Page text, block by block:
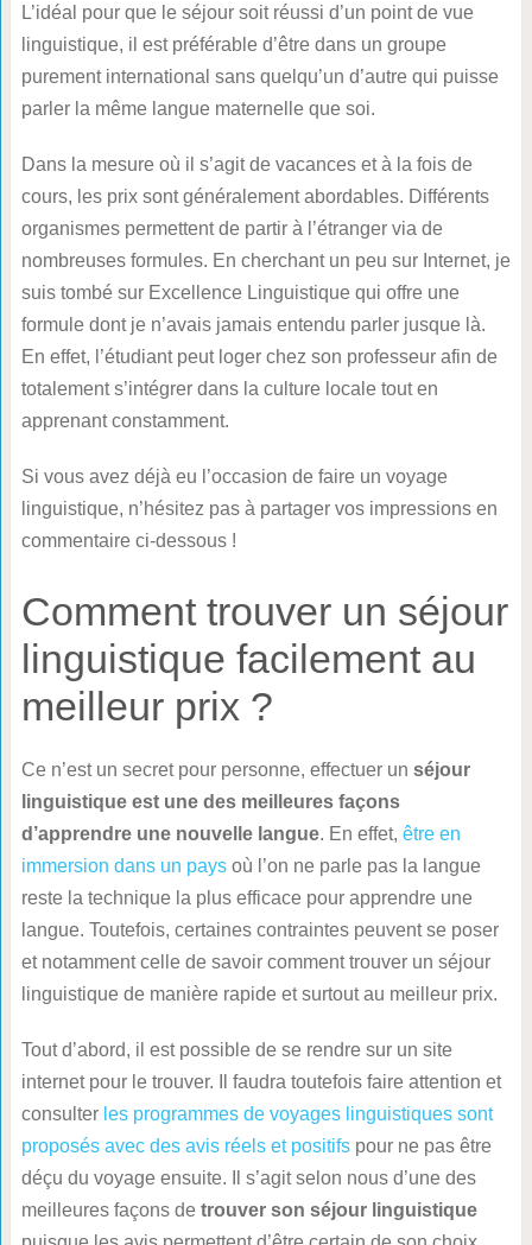
L’idéal pour que le séjour soit réussi d’un point de vue
linguistique, il est préférable d’être dans un groupe
purement international sans quelqu’un d’autre qui puisse
parler la même langue maternelle que soi.
Dans la mesure où il s’agit de vacances et à la fois de
cours, les prix sont généralement abordables. Différents
organismes permettent de partir à l’étranger via de
nombreuses formules. En cherchant un peu sur Internet, je
suis tombé sur Excellence Linguistique qui offre une
formule dont je n’avais jamais entendu parler jusque là.
En effet, l’étudiant peut loger chez son professeur afin de
totalement s’intégrer dans la culture locale tout en
apprenant constamment.
Si vous avez déjà eu l’occasion de faire un voyage
linguistique, n’hésitez pas à partager vos impressions en
commentaire ci-dessous !
Comment trouver un séjour
linguistique facilement au
meilleur prix ?
Ce n’est un secret pour personne, effectuer un séjour
linguistique est une des meilleures façons
d’apprendre une nouvelle langue. En effet, être en
immersion dans un paysoù l’on ne parle pas la langue
reste la technique la plus efficace pour apprendre une
langue. Toutefois, certaines contraintes peuvent se poser
et notamment celle de savoir comment trouver un séjour
linguistique de manière rapide et surtout au meilleur prix.
Tout d’abord, il est possible de se rendre sur un site
internet pour le trouver. Il faudra toutefois faire attention et
consulter les programmes de voyages linguistiques sont
proposés avec des avis réels et positifspour ne pas être
déçu du voyage ensuite. Il s’agit selon nous d’une des
meilleures façons de trouver son séjour linguistique